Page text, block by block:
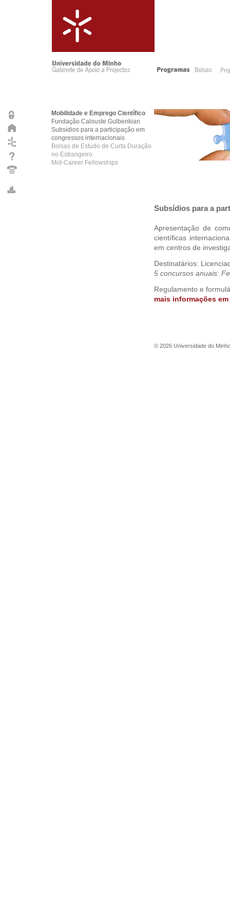
Mobilidade e Emprego Científico
Fundação Calouste Gulbenkian
Subsídios para a participação em
congressos internacionais
Bolsas de Estudo de Curta Duração
no Estrangeiro
Mid-Career Fellowships
Subsídios para a
Apresentação de
científicas
em centros de
Destinatários:
5 concursos anuais:
Regulamento e
mais informações em
© 2026 Universidade do Minho